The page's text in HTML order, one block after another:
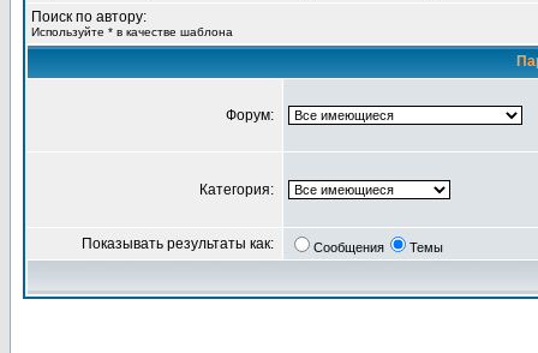
Поиск по автору:
Используйте * в качестве шаблона
Форум:
Категория:
Показывать результаты как: Сообщения Темы